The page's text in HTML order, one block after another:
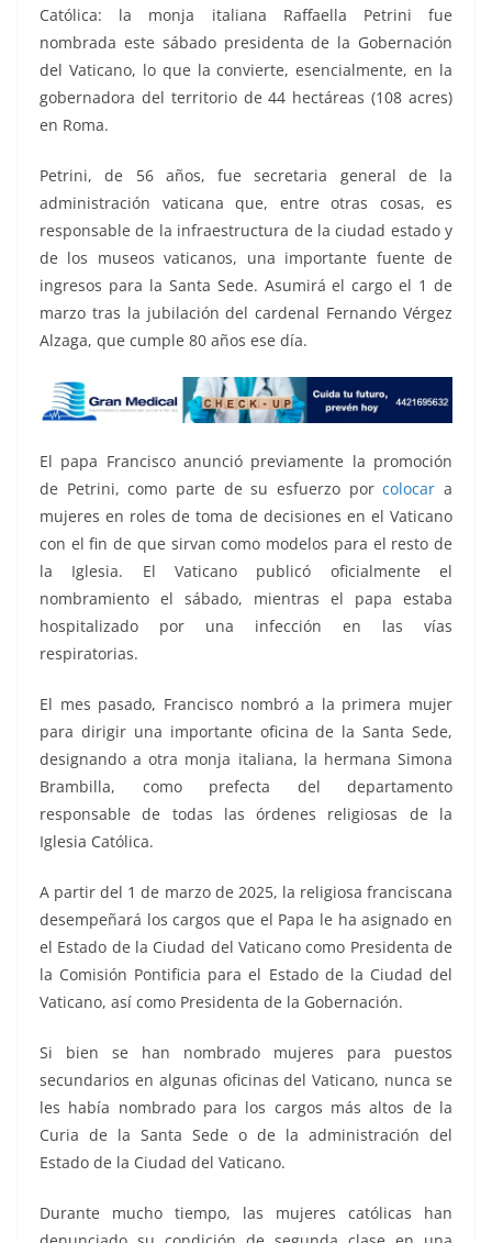
Católica: la monja italiana Raffaella Petrini fue
nombrada este sábado presidenta de la Gobernación
del Vaticano, lo que la convierte, esencialmente, en la
gobernadora del territorio de 44 hectáreas (108 acres)
en Roma.
Petrini, de 56 años, fue secretaria general de la
administración vaticana que, entre otras cosas, es
responsable de la infraestructura de la ciudad estado y
de los museos vaticanos, una importante fuente de
ingresos para la Santa Sede. Asumirá el cargo el 1 de
marzo tras la jubilación del cardenal Fernando Vérgez
Alzaga, que cumple 80 años ese día.
El papa Francisco anunció previamente la promoción
de Petrini, como parte de su esfuerzo porcolocara
mujeres en roles de toma de decisiones en el Vaticano
con el fin de que sirvan como modelos para el resto de
la Iglesia. El Vaticano publicó oficialmente el
nombramiento el sábado, mientras el papa estaba
hospitalizado por una infección en las vías
respiratorias.
El mes pasado, Francisco nombró a la primera mujer
para dirigir una importante oficina de la Santa Sede,
designando a otra monja italiana, la hermana Simona
Brambilla, como prefecta del departamento
responsable de todas las órdenes religiosas de la
Iglesia Católica.
A partir del 1 de marzo de 2025, la religiosa franciscana
desempeñará los cargos que el Papa le ha asignado en
el Estado de la Ciudad del Vaticano como Presidenta de
la Comisión Pontificia para el Estado de la Ciudad del
Vaticano, así como Presidenta de la Gobernación.
Si bien se han nombrado mujeres para puestos
secundarios en algunas oficinas del Vaticano, nunca se
les había nombrado para los cargos más altos de la
Curia de la Santa Sede o de la administración del
Estado de la Ciudad del Vaticano.
Durante mucho tiempo, las mujeres católicas han